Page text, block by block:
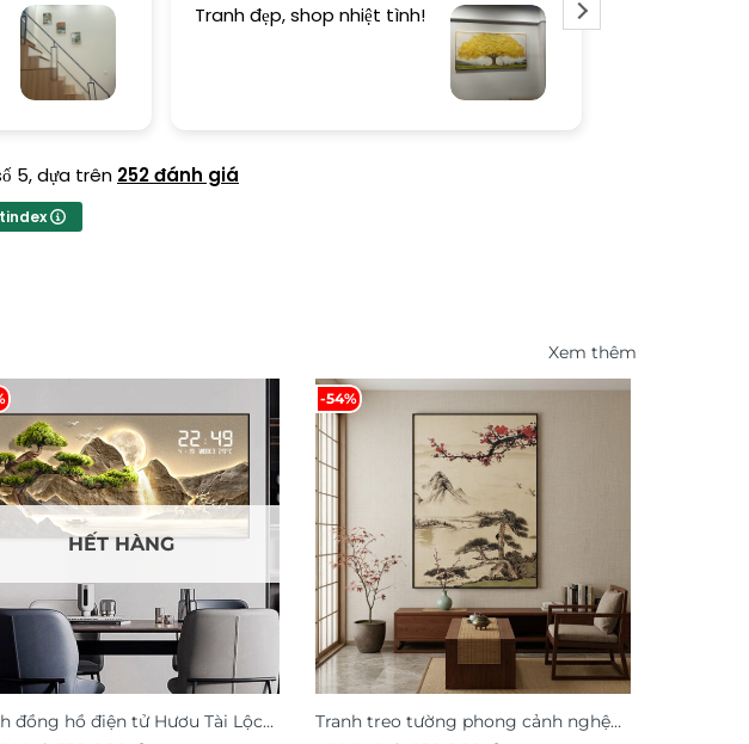
Tranh đẹp, shop nhiệt tình!
5,dựa trên 252 đánh giá
Xem thêm
HẾT HÀNG
đồng hồ điện tử Hươu Tài Lộc
-54%
Tranh treo tường phong cảnh nghệ